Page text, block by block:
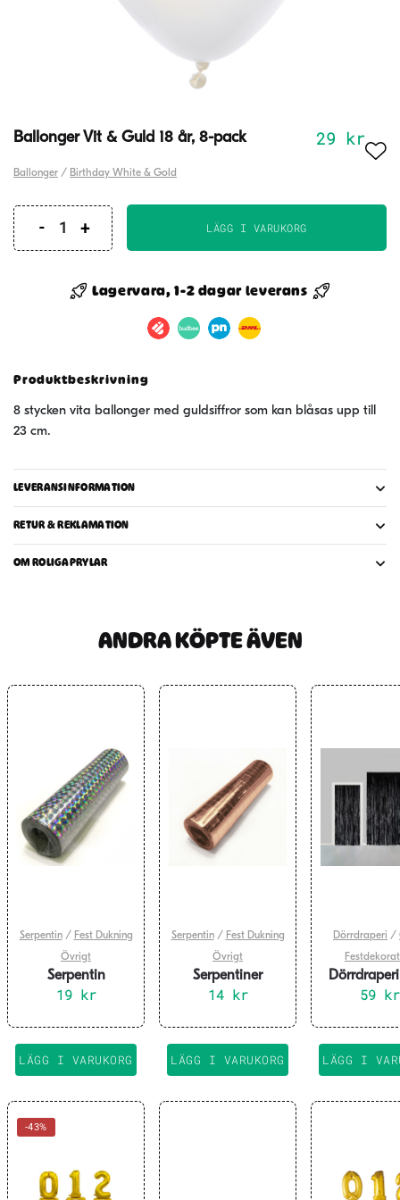
Ballonger Vit & Guld 18 år, 8-pack 29 kr
Ballonger / Birthday White & Gold
Ballonger
Guld
pack
mängd
LÄGG I VARUKORG
Lagervara, 1-2 dagar leverans
Produktbeskrivning
8 stycken vita ballonger med guldsiffror som kan blåsas upp till
23 cm.
LEVERANSINFORMATION
RETUR & REKLAMATION
OM ROLIGAPRYLAR
ANDRA KÖPTE ÄVEN
Serpentin/ Fest Dukning
Övrigt
Serpentin
Holografisk Silver
19 kr
LÄGG I VARUKORG
Serpentin/ Fest Dukning
Övrigt
Serpentiner
metallic – roseguld
14 kr
LÄGG I VARUKORG
Dörrdraperi /
svart 240 x
59 kr
LÄGG I
-43%